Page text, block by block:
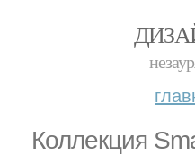
Коллекция